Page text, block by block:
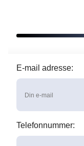
E-mail adresse:
Telefonnummer: